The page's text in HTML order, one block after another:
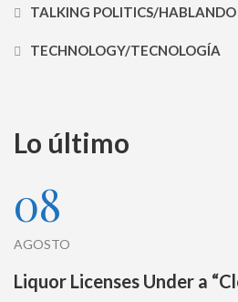
TALKING POLITICS/
TECHNOLOGY/TECNOLOGÍA
Lo último
08
AGOSTO
Liquor Licenses Under a